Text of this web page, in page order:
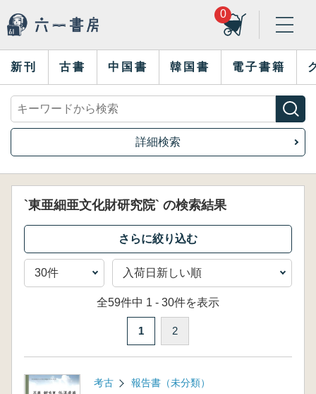
0
新刊 古書 中国書 韓国書 電子書籍
詳細検索
`東亜細亜文化財研究院` の検索結果
全59件中 1 - 30件を表示
1 2
考古 報告書（未分類）